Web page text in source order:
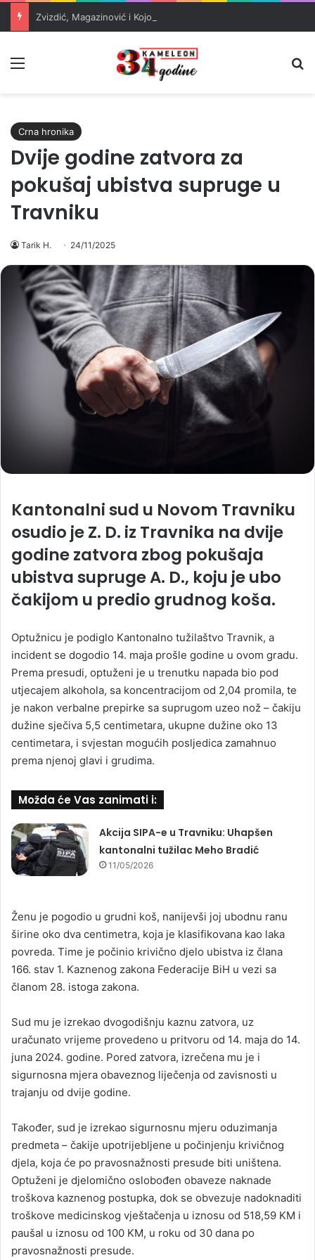
Crna hronika
Dvije godine zatvora za
pokušaj ubistva supruge u
Travniku
Tarik H. 24/11/2025
Kantonalni sud u Novom Travniku
osudio je Z. D. iz Travnika na dvije
godine zatvora zbog pokušaja
ubistva supruge A. D., koju je ubo
čakijom u predio grudnog koša.
Optužnicu je podiglo Kantonalno tužilaštvo Travnik, a
incident se dogodio 14. maja prošle godine u ovom gradu.
Prema presudi, optuženi je u trenutku napada bio pod
utjecajem alkohola, sa koncentracijom od 2,04 promila, te
je nakon verbalne prepirke sa suprugom uzeo nož – čakiju
dužine sječiva 5,5 centimetara, ukupne dužine oko 13
centimetara, i svjestan mogućih posljedica zamahnuo
prema njenoj glavi i grudima.
Možda će Vas zanimati i:
Akcija SIPA-e u Travniku: Uhapšen
kantonalni tužilac Meho Bradić
11/05/2026
Ženu je pogodio u grudni koš, nanijevši joj ubodnu ranu
širine oko dva centimetra, koja je klasifikovana kao laka
povreda. Time je počinio krivično djelo ubistva iz člana
166. stav 1. Kaznenog zakona Federacije BiH u vezi sa
članom 28. istoga zakona.
Sud mu je izrekao dvogodišnju kaznu zatvora, uz
uračunato vrijeme provedeno u pritvoru od 14. maja do 14.
juna 2024. godine. Pored zatvora, izrečena mu je i
sigurnosna mjera obaveznog liječenja od zavisnosti u
trajanju od dvije godine.
Također, sud je izrekao sigurnosnu mjeru oduzimanja
predmeta – čakije upotrijebljene u počinjenju krivičnog
djela, koja će po pravosnažnosti presude biti uništena.
Optuženi je djelomično oslobođen obaveze naknade
troškova kaznenog postupka, dok se obvezuje nadoknaditi
troškove medicinskog vještačenja u iznosu od 518,59 KM i
paušal u iznosu od 100 KM, u roku od 30 dana po
pravosnažnosti presude.